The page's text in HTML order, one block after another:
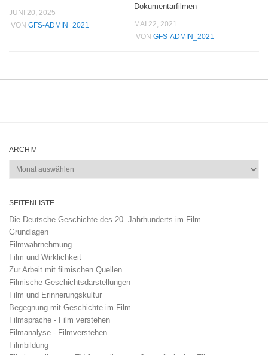
JUNI 20, 2025
VON GFS-ADMIN_2021
Dokumentarfilmen
MAI 22, 2021
VON GFS-ADMIN_2021
ARCHIV
Archiv
SEITENLISTE
Die Deutsche Geschichte des 20. Jahrhunderts im Film
Grundlagen
Filmwahrnehmung
Film und Wirklichkeit
Zur Arbeit mit filmischen Quellen
Filmische Geschichtsdarstellungen
Film und Erinnerungskultur
Begegnung mit Geschichte im Film
Filmsprache - Film verstehen
Filmanalyse - Filmverstehen
Filmbildung